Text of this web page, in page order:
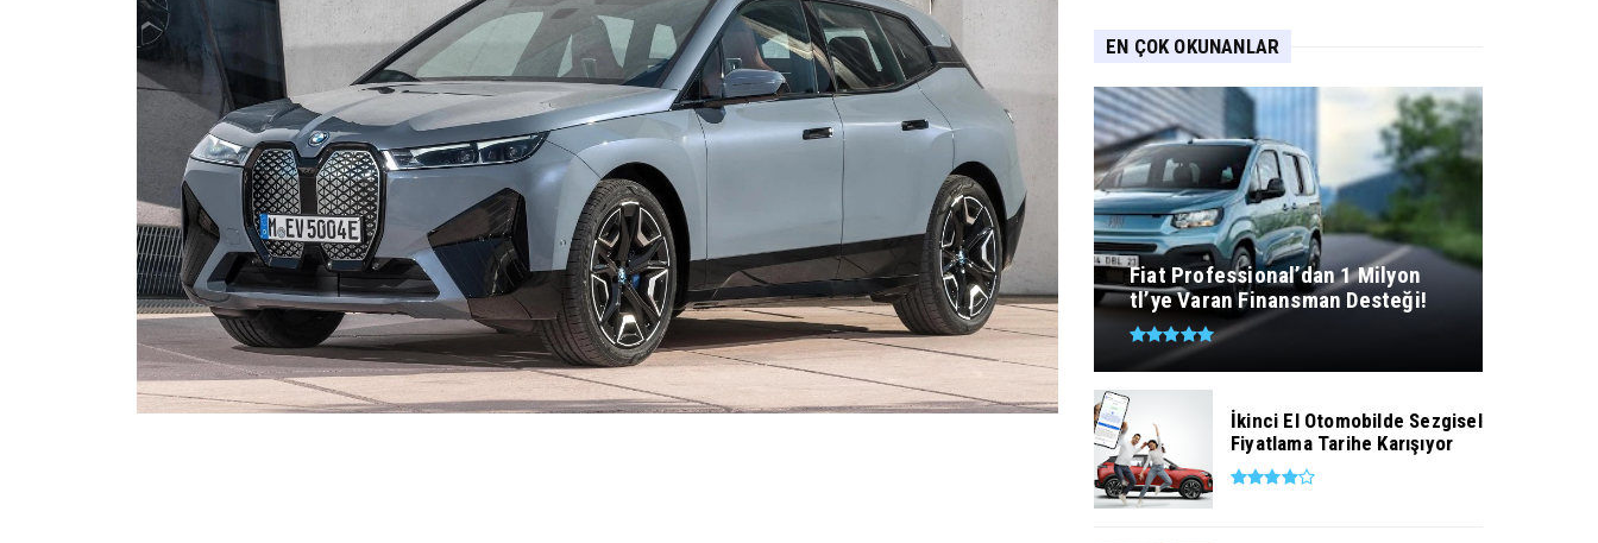
EN ÇOK OKUNANLAR
Fiat Professional’dan 1 Milyon
tl’ye Varan Finansman Desteği!
İkinci El Otomobilde Sezgisel
Fiyatlama Tarihe Karışıyor